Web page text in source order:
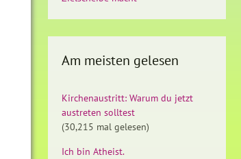
Am meisten gelesen
Kirchenaustritt: Warum du jetzt
austreten solltest
(30,215 mal gelesen)
Ich bin Atheist.